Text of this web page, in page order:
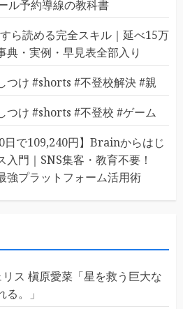
ル予約導線の教科書
ら読める完全スキル｜延べ15万
典・実例・早見表全部入り
つけ #shorts #不登校解決 #親
つけ #shorts #不登校 #ゲーム
で109,240円】Brainからはじ
門｜SNS集客・教育不要！
強プラットフォーム活用術
ス 槇原愛菜「星を救う巨大な
。」